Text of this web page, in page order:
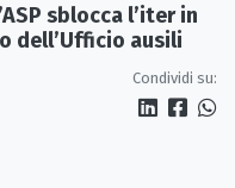
sblocca l’iter in
dell’Ufficio ausili
Condividi su: